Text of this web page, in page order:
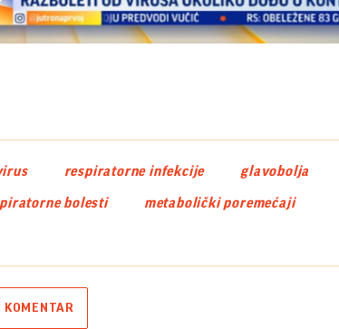
Video
respiratorne infekcije glavobolja
bolesti metabolički poremećaji
KOMENTAR